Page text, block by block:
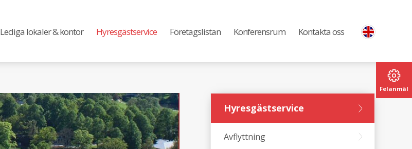
Lediga lokaler & kontor Hyresgästservice Företagslistan Konferensrum Kontakta oss
Felanmäl
Hyresgästservice
Avflyttning